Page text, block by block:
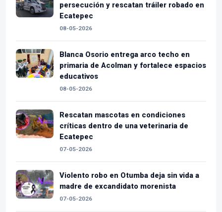
persecución y rescatan tráiler robado en
Ecatepec
08-05-2026
Blanca Osorio entrega arco techo en
primaria de Acolman y fortalece espacios
educativos
08-05-2026
Rescatan mascotas en condiciones
críticas dentro de una veterinaria de
Ecatepec
07-05-2026
Violento robo en Otumba deja sin vida a
madre de excandidato morenista
07-05-2026